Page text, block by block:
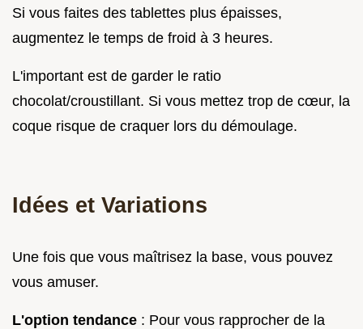
Si vous faites des tablettes plus épaisses,
augmentez le temps de froid à 3 heures.
L'important est de garder le ratio
chocolat/croustillant. Si vous mettez trop de cœur, la
coque risque de craquer lors du démoulage.
Idées et Variations
Une fois que vous maîtrisez la base, vous pouvez
vous amuser.
L'option tendance : Pour vous rapprocher de la